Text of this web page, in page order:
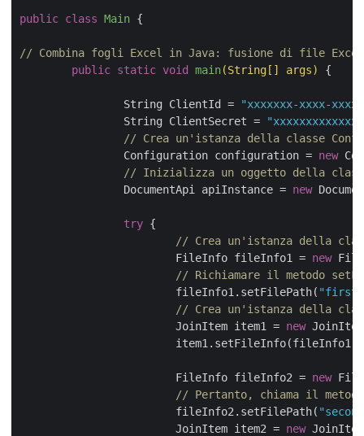
public class Main {
// Combina fogli Excel in Java: fusione di file Excel
public static void main(String[] args) {
		String ClientId =
"xxxxxxx-xxxx-
		String ClientSecret =
// Crea un'istanza della classe
		Configuration configuration =
new
// Inizializza un oggetto della
		DocumentApi apiInstance =
new
try {
// Crea un'istanza della
			FileInfo fileInfo1 =
new
			fileInfo1.setFilePath(
// Crea un'istanza della
			JoinItem item1 =
new
			FileInfo fileInfo2 =
new
			fileInfo2.setFilePath(
			JoinItem item2 =
new